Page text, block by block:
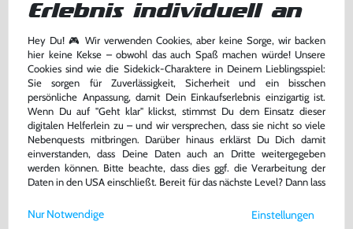
nur149,99 €
Warenkorb
nur149,99 €
Warenkorb
DAS HABEN ANDERE DAZU
GEKAUFT
Erlebnis individuell an
Hey Du! 🎮 Wir verwenden Cookies, aber keine Sorge, wir backen
hier keine Kekse – obwohl das auch Spaß machen würde! Unsere
Cookies sind wie die Sidekick-Charaktere in Deinem Lieblingsspiel:
Sie sorgen für Zuverlässigkeit, Sicherheit und ein bisschen
persönliche Anpassung, damit Dein Einkaufserlebnis einzigartig ist.
Wenn Du auf "Geht klar" klickst, stimmst Du dem Einsatz dieser
digitalen Helferlein zu – und wir versprechen, dass sie nicht so viele
Nebenquests mitbringen. Darüber hinaus erklärst Du Dich damit
einverstanden, dass Deine Daten auch an Dritte weitergegeben
werden können. Bitte beachte, dass dies ggf. die Verarbeitung der
Daten in den USA einschließt. Bereit für das nächste Level? Dann lass
Weitere Informationen zu den von uns verwendeten Cookies und
Einstellungen
Nur Notwendige